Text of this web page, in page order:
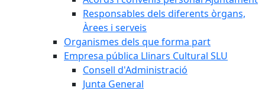
Responsables dels diferents òrgans,
Àrees i serveis
Organismes dels que forma part
Empresa pública Llinars Cultural SLU
Consell d'Administració
Junta General